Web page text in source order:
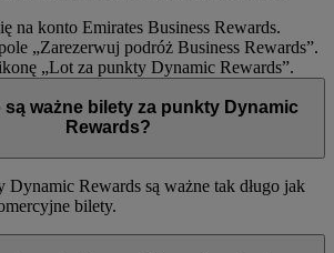
na konto Emirates Business Rewards.
„Zarezerwuj podróż Business Rewards”.
„Lot za punkty Dynamic Rewards”.
są ważne bilety za punkty Dynamic
Rewards?
Dynamic Rewards są ważne tak długo jak
bilety.